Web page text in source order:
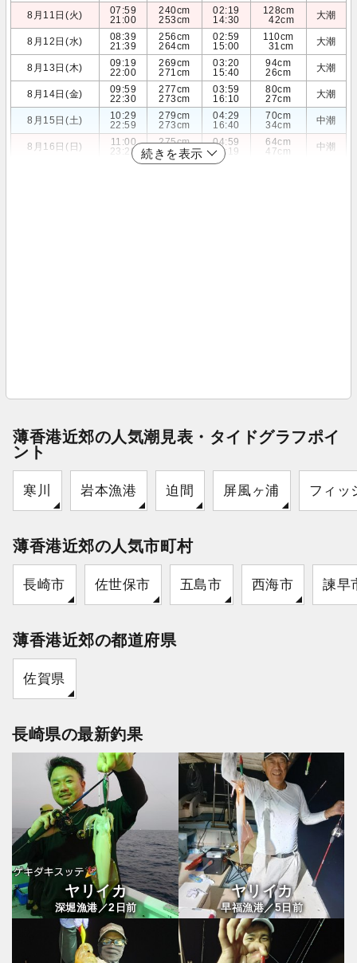
8月11日(火)
07:59
21:00
240cm
253cm
02:19
14:30
128cm
42cm
大潮
8月12日(水)
08:39
21:39
256cm
264cm
02:59
15:00
110cm
31cm
大潮
8月13日(木)
09:19
22:00
269cm
271cm
03:20
15:40
94cm
26cm
大潮
8月14日(金)
09:59
22:30
277cm
273cm
03:59
16:10
80cm
27cm
大潮
8月15日(土)
10:29
22:59
279cm
273cm
04:29
16:40
70cm
34cm
中潮
8月16日(日)
11:00
23:20
275cm
268cm
04:59
17:19
64cm
47cm
中潮
続きを表示
薄香港近郊の人気潮見表・タイドグラフポイ
ント
寒川 岩本漁港 迫間 屏風ヶ浦 フィッ
薄香港近郊の人気市町村
長崎市 佐世保市 五島市 西海市 諫早
薄香港近郊の都道府県
佐賀県
長崎県の最新釣果
ヤリイカ
深堀漁港／2 日前
ヤリイカ
早福漁港／5日前